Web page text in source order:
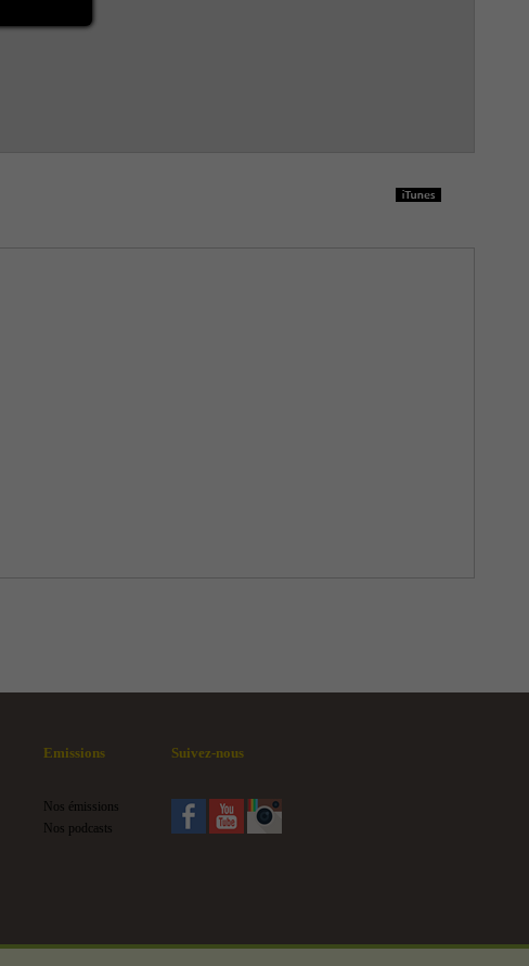
Emissions Suivez-nous
Nos émissions
Nos podcasts